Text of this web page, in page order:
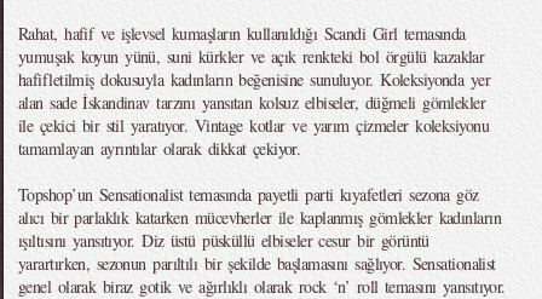
Rahat, hafif ve işlevsel kumaşların kullanıldığı Scandi Girl temasında
yumuşak koyun yünü, suni kürkler ve açık renkteki bol örgülü kazaklar
hafifletilmiş dokusuyla kadınların beğenisine sunuluyor. Koleksiyonda yer
alan sade İskandinav tarzını yansıtan kolsuz elbiseler, düğmeli gömlekler
ile çekici bir stil yaratıyor. Vintage kotlar ve yarım çizmeler koleksiyonu
tamamlayan ayrıntılar olarak dikkat çekiyor.
Topshop’un Sensationalist temasında payetli parti kıyafetleri sezona göz
alıcı bir parlaklık katarken mücevherler ile kaplanmış gömlekler kadınların
ışıltısını yansıtıyor. Diz üstü püsküllü elbiseler cesur bir görüntü
yarartırken, sezonun parıltılı bir şekilde başlamasını sağlıyor. Sensationalist
genel olarak biraz gotik ve ağırlıklı olarak rock ‘n’ roll temasını yansıtıyor.